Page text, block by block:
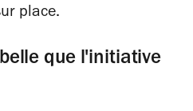
place.
que l'initiative